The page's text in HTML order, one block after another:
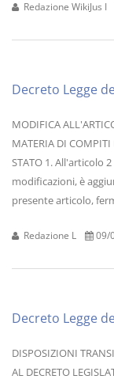
Redazione WikiJus I
Decreto Legge
MODIFICA
MATERIA DI COMPITI
STATO 1. All'articolo
modificazioni, è
presente articolo,
Redazione L 09/
Decreto Legge
DISPOSIZIONI
AL DECRETO